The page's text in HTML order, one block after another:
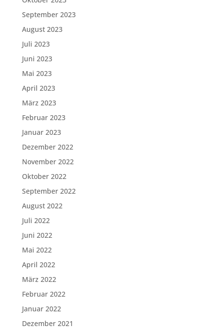
September 2023
August 2023
Juli 2023
Juni 2023
Mai 2023
April 2023
März 2023
Februar 2023
Januar 2023
Dezember 2022
November 2022
Oktober 2022
September 2022
August 2022
Juli 2022
Juni 2022
Mai 2022
April 2022
März 2022
Februar 2022
Januar 2022
Dezember 2021